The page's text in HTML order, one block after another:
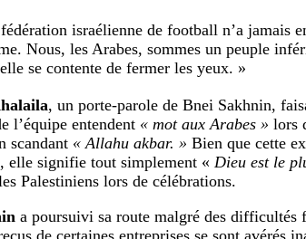
israélienne de football n’a jamais
Nous, les Arabes, sommes un peuple
se contente de fermer les yeux. »
, un porte-parole de Bnei Sakhnin,
l’équipe entendent « mot aux Arabes » lors
scandant « Allahu akbar. » Bien que cette
elle signifie tout simplement « Dieu est le
Palestiniens lors de célébrations.
a poursuivi sa route malgré des difficultés
de certaines entreprises se sont avérés